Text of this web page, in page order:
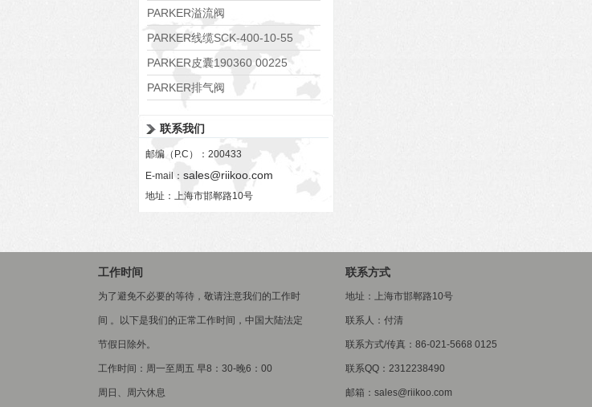
608074
PARKER溢流阀
RE06M35W2N1KWXG087
PARKER线缆SCK-400-10-55
PARKER皮囊190360 00225
PARKER排气阀
联系我们
邮编（P.C）：200433
E-mail： sales@riikoo.com
地址：上海市邯郸路10号
工作时间
为了避免不必要的等待，敬请注意我们的工作时
间 。以下是我们的正常工作时间，中国大陆法定
节假日除外。
工作时间：周一至周五 早8：30-晚6：00
周日、周六休息
联系方式
地址：上海市邯郸路10号
联系人：付清
联系方式/传真：86-021-5668 0125
联系QQ：2312238490
邮箱：sales@riikoo.com